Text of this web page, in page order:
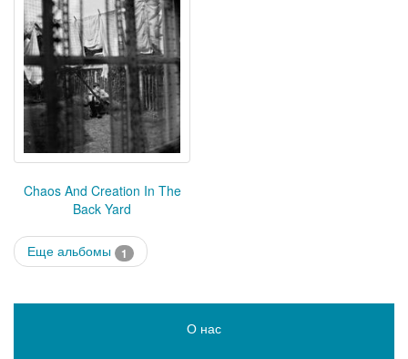
Chaos And Creation In The
Back Yard
Еще альбомы 1
О нас